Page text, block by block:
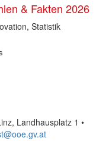
& Fakten 2026
Statistik
Landhausplatz 1 •